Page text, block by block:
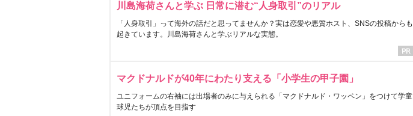
川島海荷さんと学ぶ 日常に潜む“人身取引”のリアル
「人身取引」って海外の話だと思ってませんか？実は恋愛や悪質ホスト、SNSの投稿からも
起きています。川島海荷さんと学ぶリアルな実態。
マクドナルドが40年にわたり支える「小学生の甲子園」
ユニフォームの右袖には出場者のみに与えられる「マクドナルド・ワッペン」をつけて学童
球児たちが頂点を目指す